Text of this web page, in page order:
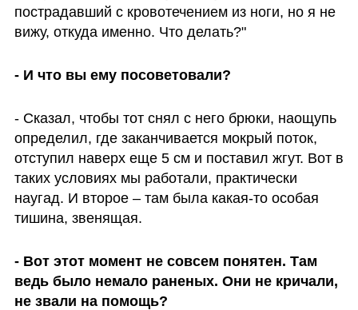
пострадавший с кровотечением из ноги, но я не
вижу, откуда именно. Что делать?"
- И что вы ему посоветовали?
- Сказал, чтобы тот снял с него брюки, наощупь
определил, где заканчивается мокрый поток,
отступил наверх еще 5 см и поставил жгут. Вот в
таких условиях мы работали, практически
наугад. И второе – там была какая-то особая
тишина, звенящая.
- Вот этот момент не совсем понятен. Там
ведь было немало раненых. Они не кричали,
не звали на помощь?